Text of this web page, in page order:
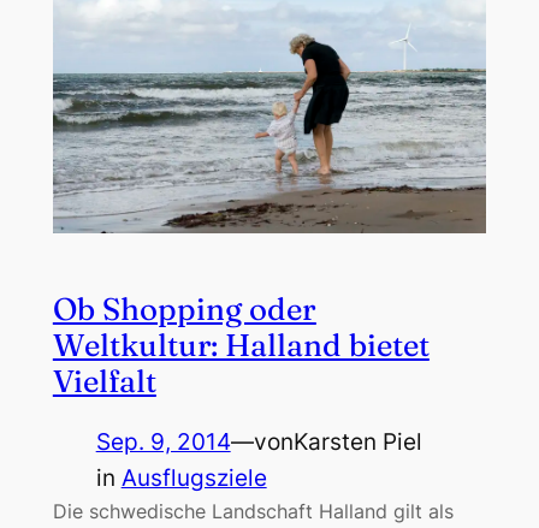
Ob Shopping oder
Weltkultur: Halland bietet
Vielfalt
Sep. 9, 2014—vonKarsten Piel
in Ausflugsziele
Die schwedische Landschaft Halland gilt als